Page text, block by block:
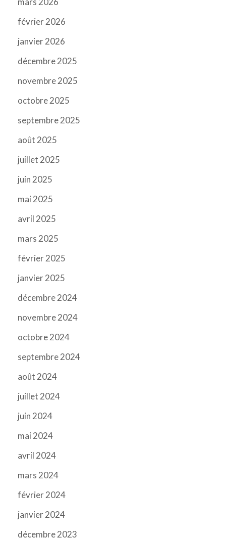
février 2026
janvier 2026
décembre 2025
novembre 2025
octobre 2025
septembre 2025
août 2025
juillet 2025
juin 2025
mai 2025
avril 2025
mars 2025
février 2025
janvier 2025
décembre 2024
novembre 2024
octobre 2024
septembre 2024
août 2024
juillet 2024
juin 2024
mai 2024
avril 2024
mars 2024
février 2024
janvier 2024
décembre 2023